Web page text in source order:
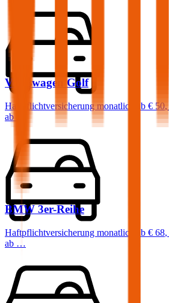
Volkswagen Golf
Haftpflichtversicherung monatlich ab € 50,
ab …
BMW 3er-Reihe
Haftpflichtversicherung monatlich ab € 68,
ab …